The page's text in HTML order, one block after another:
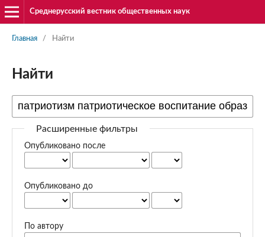
Среднерусский вестник общественных наук
Главная / Найти
Найти
Расширенные фильтры
Опубликовано после
Опубликовано до
По автору